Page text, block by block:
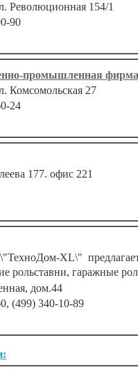
Революционная 154/1
90
промышленная
Комсомольская 27
24
177. офис 221
XL\"
рольставни, гаражные
дом.44
(499) 340-10-89